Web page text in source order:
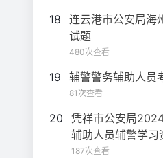
18
连云港市公安局海
试题
480次查看
19 辅警警务辅助人员
81次查看
20
凭祥市公安局
辅助人员辅警学习
187次查看